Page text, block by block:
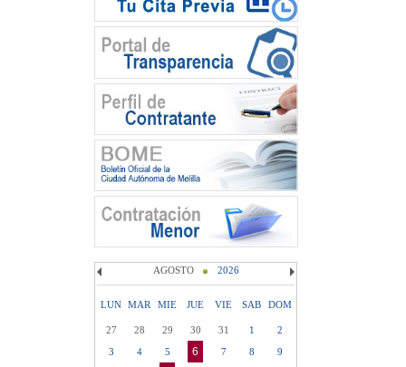
AGOSTO 2026
LUN MAR MIE JUE VIE SAB DOM
27 28 29 30 31 1
2
3
4 5 6 7 8
9